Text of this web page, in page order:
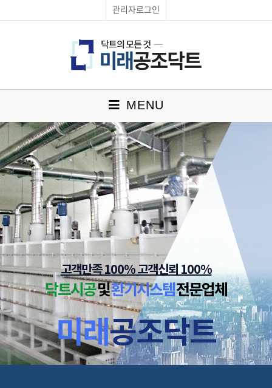
관리자로그인
MENU
고객만족 100% 고객신뢰 100%
닥트시공및환기시스템전문업체
미래공조닥트